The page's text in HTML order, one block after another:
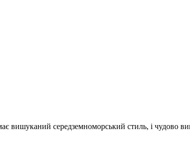
вишуканий середземноморський стиль, і чудово